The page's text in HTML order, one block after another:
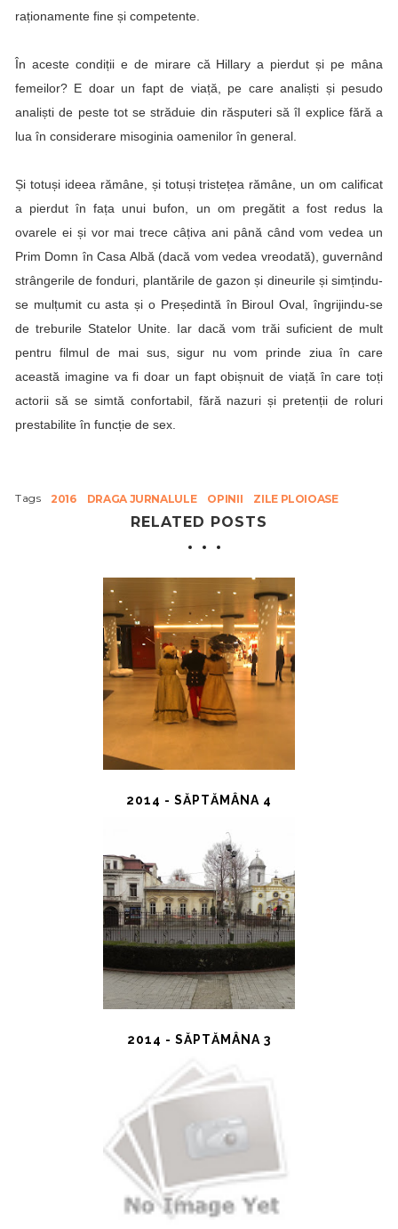
raționamente fine și competente.
În aceste condiții e de mirare că Hillary a pierdut și pe mâna
femeilor? E doar un fapt de viață, pe care analiști și pesudo
analiști de peste tot se străduie din răsputeri să îl explice fără a
lua în considerare misoginia oamenilor în general.
Și totuși ideea rămâne, și totuși tristețea rămâne, un om calificat
a pierdut în fața unui bufon, un om pregătit a fost redus la
ovarele ei și vor mai trece câțiva ani până când vom vedea un
Prim Domn în Casa Albă (dacă vom vedea vreodată), guvernând
strângerile de fonduri, plantările de gazon și dineurile și simțindu-
se mulțumit cu asta și o Președintă în Biroul Oval, îngrijindu-se
de treburile Statelor Unite. Iar dacă vom trăi suficient de mult
pentru filmul de mai sus, sigur nu vom prinde ziua în care
această imagine va fi doar un fapt obișnuit de viață în care toți
actorii să se simtă confortabil, fără nazuri și pretenții de roluri
prestabilite în funcție de sex.
Tags 2016 DRAGA JURNALULE OPINII ZILE PLOIOASE
RELATED POSTS
2014 - SĂPTĂMÂNA 4
2014 - SĂPTĂMÂNA 3